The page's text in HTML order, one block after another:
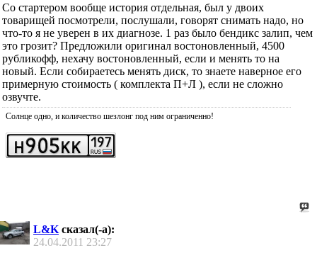
Со стартером вообще история отдельная, был у двоих
товарищей посмотрели, послушали, говорят снимать надо, но
что-то я не уверен в их диагнозе. 1 раз было бендикс залип, чем
это грозит? Предложили оригинал востоновленный, 4500
рубликофф, нехачу востоновленный, если и менять то на
новый. Если собираетесь менять диск, то знаете наверное его
примерную стоимость ( комплекта П+Л ), если не сложно
озвучте.
Солнце одно, и количество шезлонг под ним ограниченно!
L&K сказал(-а):
24.04.2011 23:27